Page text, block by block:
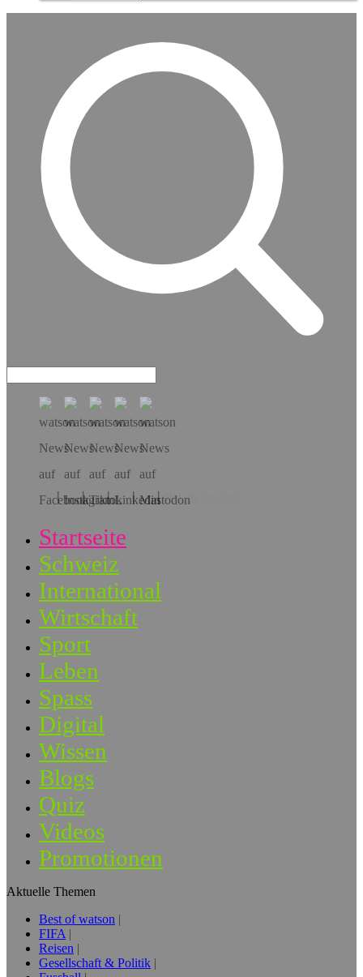
Hol dir die App!
Startseite
Schweiz
International
Wirtschaft
Sport
Leben
Spass
Digital
Wissen
Blogs
Quiz
Videos
Promotionen
Aktuelle Themen
Best of watson
FIFA
Reisen
Gesellschaft & Politik